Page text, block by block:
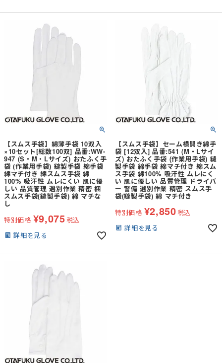
【スムス手袋】綿薄手袋 10双入
×10セット[総数100双] 品番:WW-
947 (S・M・Lサイズ) おたふく手
袋 (作業用手袋) 縫製手袋 綿手袋
綿マチ付き 綿スムス手袋 綿
100% 吸汗性 ムレにくい 肌に優
しい 品質管理 選別作業 精密 梱
スムス手袋(縫製手袋) 綿 マチな
し
特別価格 ¥9,075税込
詳細を見る
【スムス手袋】セーム横開き綿手
袋 [12双入] 品番:541 (M・Lサイ
ズ) おたふく手袋 (作業用手袋) 縫
製手袋 綿手袋 綿マチ付き 綿スム
ス手袋 綿100% 吸汗性 ムレにく
い 肌に優しい 品質管理 ドライバ
ー 警備 選別作業 精密 スムス手
袋(縫製手袋) 綿 マチ付き
特別価格 ¥2,850税込
詳細を見る